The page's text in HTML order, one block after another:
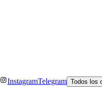
InstagramTelegram Todos los